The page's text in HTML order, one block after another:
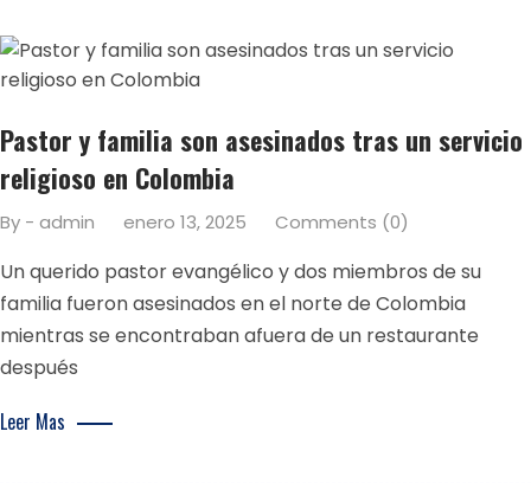
Pastor y familia son asesinados tras un servicio
religioso en Colombia
By - admin enero 13, 2025 Comments (0)
Un querido pastor evangélico y dos miembros de su
familia fueron asesinados en el norte de Colombia
mientras se encontraban afuera de un restaurante
después
Leer Mas